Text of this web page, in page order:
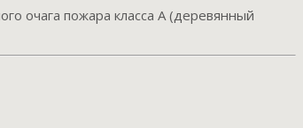
очага пожара класса А (деревянный